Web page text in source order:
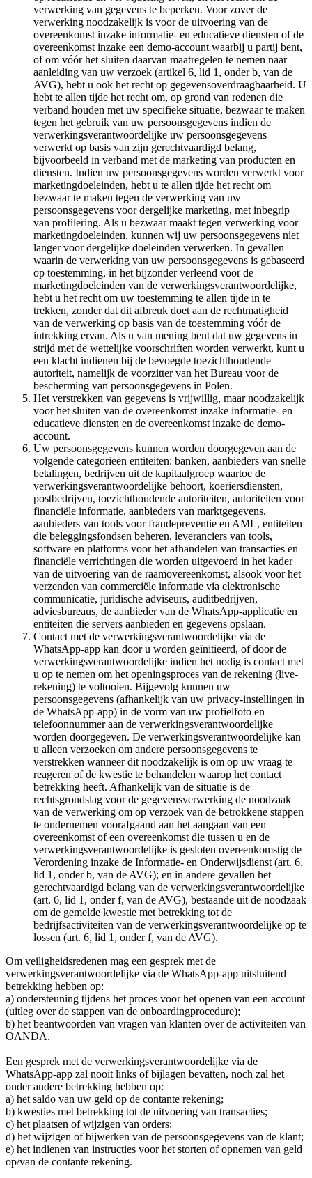
verwerking van gegevens te beperken. Voor zover de
verwerking noodzakelijk is voor de uitvoering van de
overeenkomst inzake informatie- en educatieve diensten of de
overeenkomst inzake een demo-account waarbij u partij bent,
of om vóór het sluiten daarvan maatregelen te nemen naar
aanleiding van uw verzoek (artikel 6, lid 1, onder b, van de
AVG), hebt u ook het recht op gegevensoverdraagbaarheid. U
hebt te allen tijde het recht om, op grond van redenen die
verband houden met uw specifieke situatie, bezwaar te maken
tegen het gebruik van uw persoonsgegevens indien de
verwerkingsverantwoordelijke uw persoonsgegevens
verwerkt op basis van zijn gerechtvaardigd belang,
bijvoorbeeld in verband met de marketing van producten en
diensten. Indien uw persoonsgegevens worden verwerkt voor
marketingdoeleinden, hebt u te allen tijde het recht om
bezwaar te maken tegen de verwerking van uw
persoonsgegevens voor dergelijke marketing, met inbegrip
van profilering. Als u bezwaar maakt tegen verwerking voor
marketingdoeleinden, kunnen wij uw persoonsgegevens niet
langer voor dergelijke doeleinden verwerken. In gevallen
waarin de verwerking van uw persoonsgegevens is gebaseerd
op toestemming, in het bijzonder verleend voor de
marketingdoeleinden van de verwerkingsverantwoordelijke,
hebt u het recht om uw toestemming te allen tijde in te
trekken, zonder dat dit afbreuk doet aan de rechtmatigheid
van de verwerking op basis van de toestemming vóór de
intrekking ervan. Als u van mening bent dat uw gegevens in
strijd met de wettelijke voorschriften worden verwerkt, kunt u
een klacht indienen bij de bevoegde toezichthoudende
autoriteit, namelijk de voorzitter van het Bureau voor de
bescherming van persoonsgegevens in Polen.
Het verstrekken van gegevens is vrijwillig, maar noodzakelijk
voor het sluiten van de overeenkomst inzake informatie- en
educatieve diensten en de overeenkomst inzake de demo-
account.
Uw persoonsgegevens kunnen worden doorgegeven aan de
volgende categorieën entiteiten: banken, aanbieders van snelle
betalingen, bedrijven uit de kapitaalgroep waartoe de
verwerkingsverantwoordelijke behoort, koeriersdiensten,
postbedrijven, toezichthoudende autoriteiten, autoriteiten voor
financiële informatie, aanbieders van marktgegevens,
aanbieders van tools voor fraudepreventie en AML, entiteiten
die beleggingsfondsen beheren, leveranciers van tools,
software en platforms voor het afhandelen van transacties en
financiële verrichtingen die worden uitgevoerd in het kader
van de uitvoering van de raamovereenkomst, alsook voor het
verzenden van commerciële informatie via elektronische
communicatie, juridische adviseurs, auditbedrijven,
adviesbureaus, de aanbieder van de WhatsApp-applicatie en
entiteiten die servers aanbieden en gegevens opslaan.
Contact met de verwerkingsverantwoordelijke via de
WhatsApp-app kan door u worden geïnitieerd, of door de
verwerkingsverantwoordelijke indien het nodig is contact met
u op te nemen om het openingsproces van de rekening (live-
rekening) te voltooien. Bijgevolg kunnen uw
persoonsgegevens (afhankelijk van uw privacy-instellingen in
de WhatsApp-app) in de vorm van uw profielfoto en
telefoonnummer aan de verwerkingsverantwoordelijke
worden doorgegeven. De verwerkingsverantwoordelijke kan
u alleen verzoeken om andere persoonsgegevens te
verstrekken wanneer dit noodzakelijk is om op uw vraag te
reageren of de kwestie te behandelen waarop het contact
betrekking heeft. Afhankelijk van de situatie is de
rechtsgrondslag voor de gegevensverwerking de noodzaak
van de verwerking om op verzoek van de betrokkene stappen
te ondernemen voorafgaand aan het aangaan van een
overeenkomst of een overeenkomst die tussen u en de
verwerkingsverantwoordelijke is gesloten overeenkomstig de
Verordening inzake de Informatie- en Onderwijsdienst (art. 6,
lid 1, onder b, van de AVG); en in andere gevallen het
gerechtvaardigd belang van de verwerkingsverantwoordelijke
(art. 6, lid 1, onder f, van de AVG), bestaande uit de noodzaak
om de gemelde kwestie met betrekking tot de
bedrijfsactiviteiten van de verwerkingsverantwoordelijke op te
lossen (art. 6, lid 1, onder f, van de AVG).
Om veiligheidsredenen mag een gesprek met de
verwerkingsverantwoordelijke via de WhatsApp-app uitsluitend
betrekking hebben op:
a) ondersteuning tijdens het proces voor het openen van een account
(uitleg over de stappen van de onboardingprocedure);
b) het beantwoorden van vragen van klanten over de activiteiten van
OANDA.
Een gesprek met de verwerkingsverantwoordelijke via de
WhatsApp-app zal nooit links of bijlagen bevatten, noch zal het
onder andere betrekking hebben op:
a) het saldo van uw geld op de contante rekening;
b) kwesties met betrekking tot de uitvoering van transacties;
c) het plaatsen of wijzigen van orders;
d) het wijzigen of bijwerken van de persoonsgegevens van de klant;
e) het indienen van instructies voor het storten of opnemen van geld
op/van de contante rekening.